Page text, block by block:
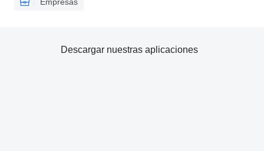
Descargar nuestras aplicaciones